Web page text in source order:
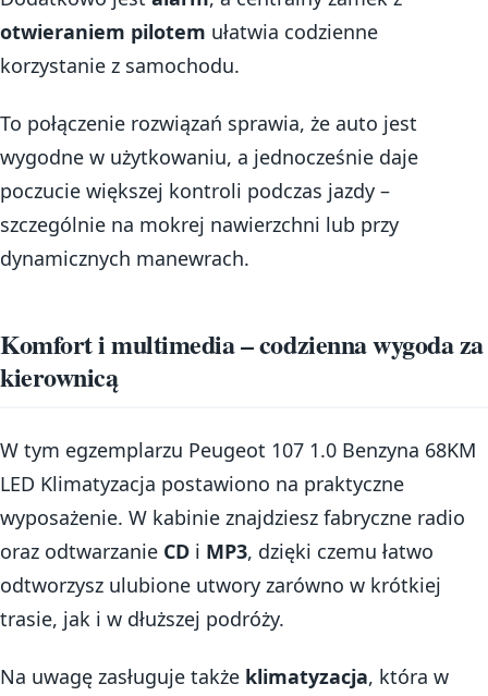
otwieraniem pilotem ułatwia codzienne
korzystanie z samochodu.
To połączenie rozwiązań sprawia, że auto jest
wygodne w użytkowaniu, a jednocześnie daje
poczucie większej kontroli podczas jazdy –
szczególnie na mokrej nawierzchni lub przy
dynamicznych manewrach.
Komfort i multimedia – codzienna wygoda za
kierownicą
W tym egzemplarzu Peugeot 107 1.0 Benzyna 68KM
LED Klimatyzacja postawiono na praktyczne
wyposażenie. W kabinie znajdziesz fabryczne radio
oraz odtwarzanie CD i MP3, dzięki czemu łatwo
odtworzysz ulubione utwory zarówno w krótkiej
trasie, jak i w dłuższej podróży.
Na uwagę zasługuje także klimatyzacja, która w